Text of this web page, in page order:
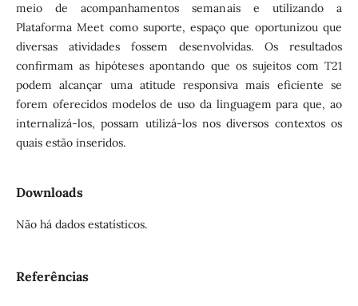
meio de acompanhamentos semanais e utilizando a
Plataforma Meet como suporte, espaço que oportunizou que
diversas atividades fossem desenvolvidas. Os resultados
confirmam as hipóteses apontando que os sujeitos com T21
podem alcançar uma atitude responsiva mais eficiente se
forem oferecidos modelos de uso da linguagem para que, ao
internalizá-los, possam utilizá-los nos diversos contextos os
quais estão inseridos.
Downloads
Não há dados estatísticos.
Referências